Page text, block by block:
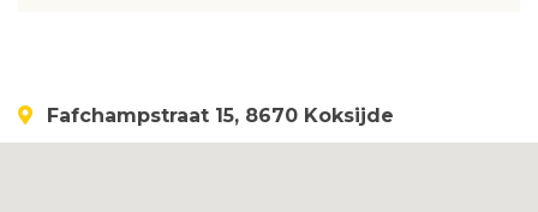
Fafchampstraat 15, 8670 Koksijde